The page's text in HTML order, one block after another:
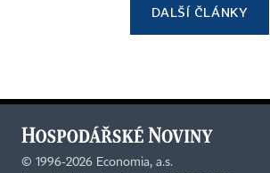
DALŠÍ ČLÁNKY
© 1996-2026 Economia, a.s.